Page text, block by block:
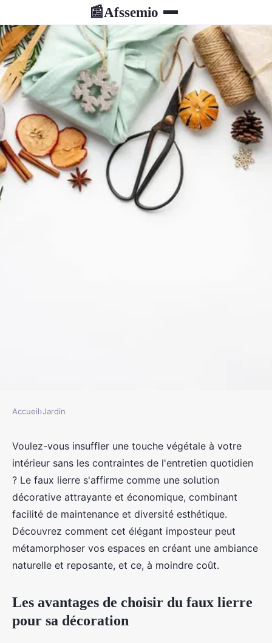
📰Afssemio
Acheter du faux lierres : déco
nature à petits prix
jacqueline•3 mai 2024•3 min de lecture
Accueil›Jardin
Voulez-vous insuffler une touche végétale à votre
intérieur sans les contraintes de l'entretien quotidien
? Le faux lierre s'affirme comme une solution
décorative attrayante et économique, combinant
facilité de maintenance et diversité esthétique.
Découvrez comment cet élégant imposteur peut
métamorphoser vos espaces en créant une ambiance
naturelle et reposante, et ce, à moindre coût.
Les avantages de choisir du faux lierre
pour sa décoration